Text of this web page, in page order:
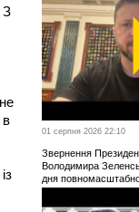
З
в
01 серпня 2026 22:10
Звернення
Володимира
дня